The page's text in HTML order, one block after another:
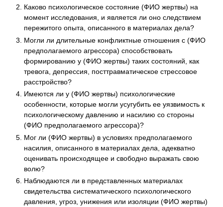
Каково психологическое состояние (ФИО жертвы) на
момент исследования, и является ли оно следствием
пережитого опыта, описанного в материалах дела?
Могли ли длительные конфликтные отношения с (ФИО
предполагаемого агрессора) способствовать
формированию у (ФИО жертвы) таких состояний, как
тревога, депрессия, посттравматическое стрессовое
расстройство?
Имеются ли у (ФИО жертвы) психологические
особенности, которые могли усугубить ее уязвимость к
психологическому давлению и насилию со стороны
(ФИО предполагаемого агрессора)?
Мог ли (ФИО жертвы) в условиях предполагаемого
насилия, описанного в материалах дела, адекватно
оценивать происходящее и свободно выражать свою
волю?
Наблюдаются ли в представленных материалах
свидетельства систематического психологического
давления, угроз, унижения или изоляции (ФИО жертвы)